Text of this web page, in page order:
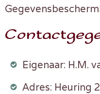
Eigenaar: H.M.
Adres: Heuring